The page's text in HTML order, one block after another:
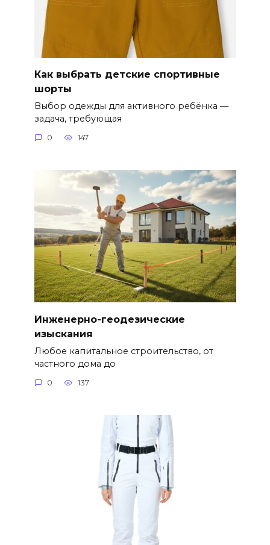
Как выбрать детские спортивные
шорты
Выбор одежды для активного ребёнка —
задача, требующая
0 147
Инженерно-геодезические
изыскания
Любое капитальное строительство, от
частного дома до
0 137